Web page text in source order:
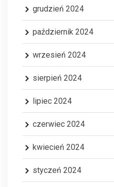
grudzień 2024
październik 2024
wrzesień 2024
sierpień 2024
lipiec 2024
czerwiec 2024
kwiecień 2024
styczeń 2024